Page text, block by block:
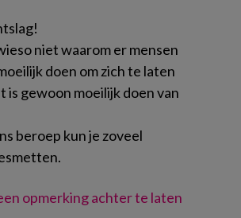
niet waarom er mensen
doen om zich te laten
is gewoon moeilijk doen van
beroep kun je zoveel
opmerking achter te laten